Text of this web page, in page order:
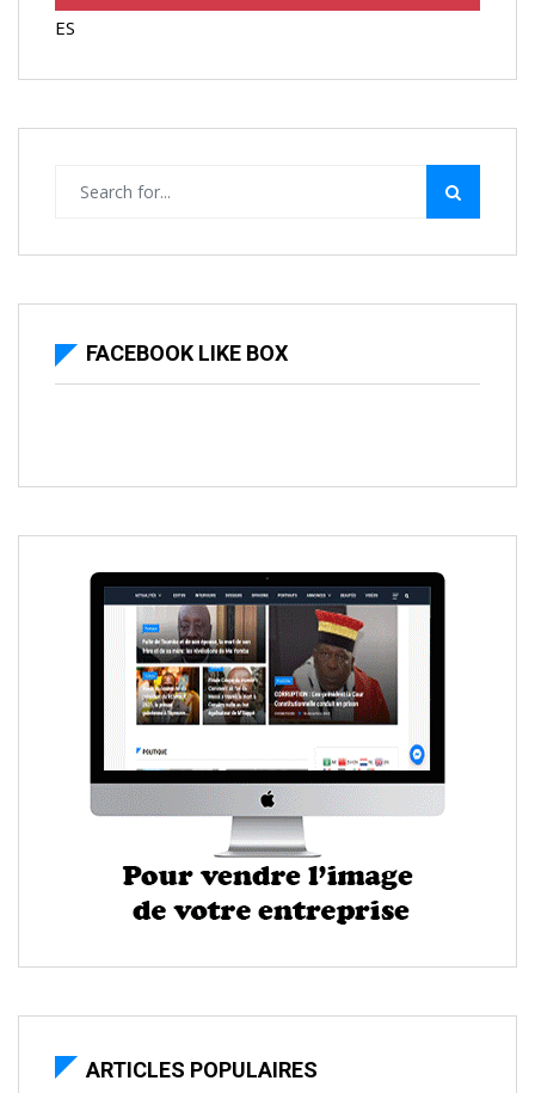
ES
FACEBOOK LIKE BOX
ARTICLES POPULAIRES